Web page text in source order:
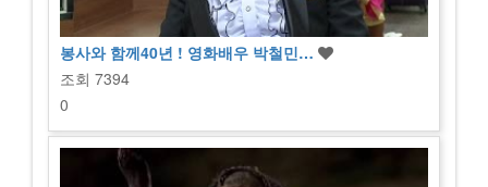
봉사와 함께40년 ! 영화배우 박철민…
조회 7394
0